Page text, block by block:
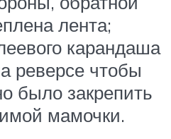
лента;
карандаша
реверсе чтобы
было закрепить
мамочки.